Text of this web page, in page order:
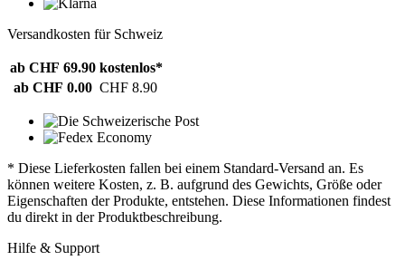
Versandkosten für Schweiz
ab CHF 69.90 kostenlos*
ab CHF 0.00 CHF 8.90
* Diese Lieferkosten fallen bei einem Standard-Versand an. Es
können weitere Kosten, z. B. aufgrund des Gewichts, Größe oder
Eigenschaften der Produkte, entstehen. Diese Informationen findest
du direkt in der Produktbeschreibung.
Hilfe & Support